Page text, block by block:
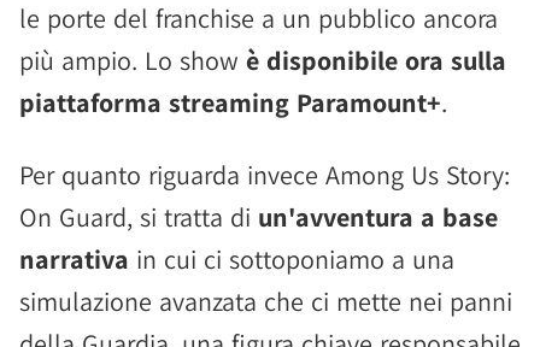
le porte del franchise a un pubblico ancora
più ampio. Lo show è disponibile ora sulla
piattaforma streaming Paramount+.
Per quanto riguarda invece Among Us Story:
On Guard, si tratta di un'avventura a base
narrativa in cui ci sottoponiamo a una
simulazione avanzata che ci mette nei panni